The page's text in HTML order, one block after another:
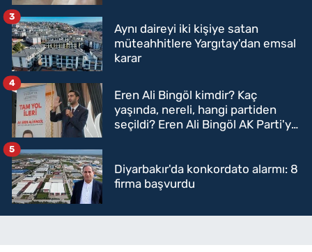
Aynı daireyi iki kişiye satan
müteahhitlere Yargıtay'dan emsal
karar
3
Eren Ali Bingöl kimdir? Kaç
yaşında, nereli, hangi partiden
seçildi? Eren Ali Bingöl AK Parti'ye
4
Diyarbakır'da konkordato alarmı: 8
firma başvurdu
5